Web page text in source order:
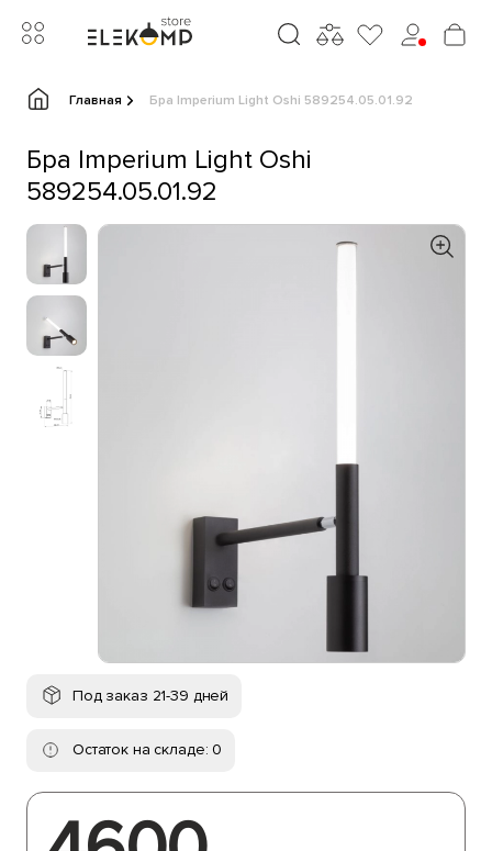
Главная Бра Imperium Light Oshi 589254.05.01.92
Бра Imperium Light Oshi
589254.05.01.92
Под заказ 21-39 дней
Остаток на складе: 0